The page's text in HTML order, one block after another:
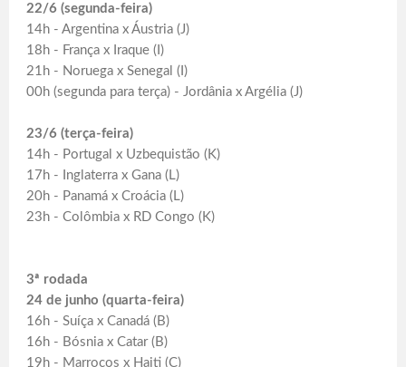
22/6 (segunda-feira)
14h - Argentina x Áustria (J)
18h - França x Iraque (I)
21h - Noruega x Senegal (I)
00h (segunda para terça) - Jordânia x Argélia (J)
23/6 (terça-feira)
14h - Portugal x Uzbequistão (K)
17h - Inglaterra x Gana (L)
20h - Panamá x Croácia (L)
23h - Colômbia x RD Congo (K)
3ª rodada
24 de junho (quarta-feira)
16h - Suíça x Canadá (B)
16h - Bósnia x Catar (B)
19h - Marrocos x Haiti (C)